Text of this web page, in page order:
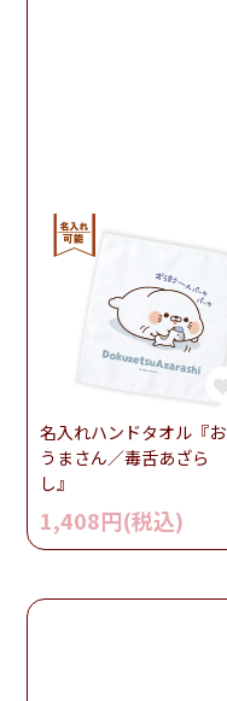
名入れハンドタオル『お
うまさん／毒舌あざら
し』
1,408円(税込)